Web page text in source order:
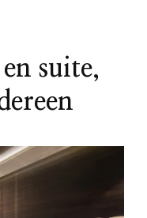
suite,